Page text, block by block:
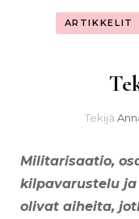
ARTIKKELIT
Tekijä
Militarisaatio,
kilpavarustelu
olivat aiheita,